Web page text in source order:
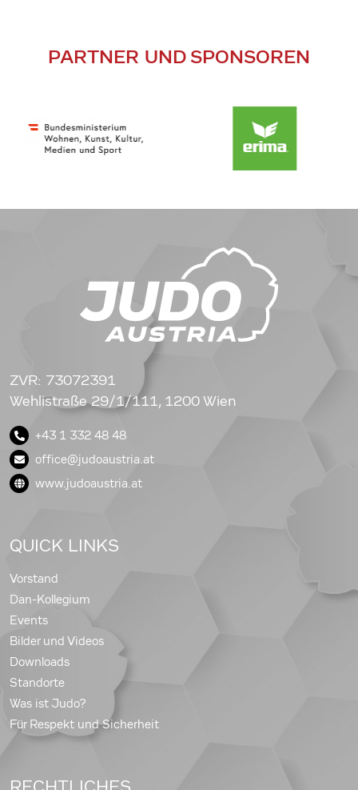
PARTNER UND SPONSOREN
ZVR: 73072391
Wehlistraße 29/1/111, 1200 Wien
+43 1 332 48 48
office@judoaustria.at
www.judoaustria.at
QUICK LINKS
Vorstand
Dan-Kollegium
Events
Bilder und Videos
Downloads
Standorte
Was ist Judo?
Für Respekt und Sicherheit